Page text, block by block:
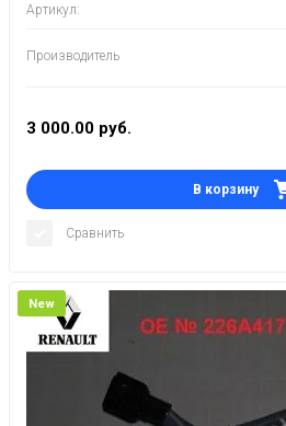
Артикул:
Производитель
3 000.00 руб.
В корзину
Сравнить
New